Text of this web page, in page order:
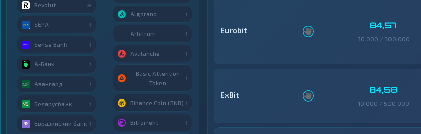
Eurobit 84,57
30 000 / 500 000
ExBit 84,58
10 000 / 500 000
Revolut 2
SEPA 1
Sense Bank 1
А-Банк 1
Авангард 1
Беларусбанк 1
Евразийский банк 1
Algorand 1
Arbitrum 1
Avalanche 1
Basic Attention
Token
1
Binance Coin (BNB) 1
BitTorrent 1